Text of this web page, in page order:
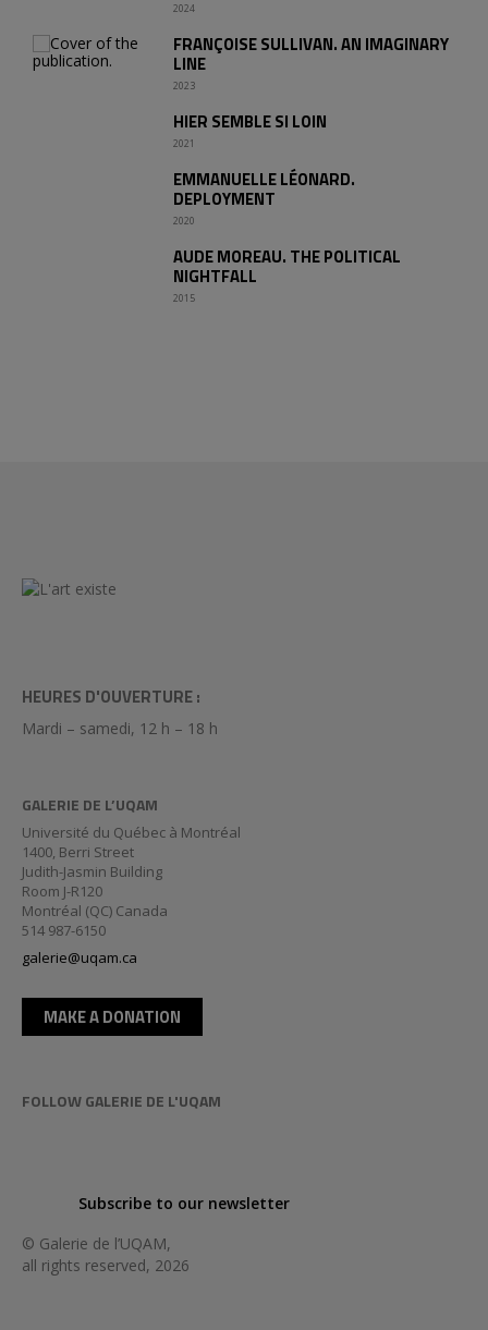
2024
FRANÇOISE SULLIVAN. AN IMAGINARY
LINE
2023
HIER SEMBLE SI LOIN
2021
EMMANUELLE LÉONARD.
DEPLOYMENT
2020
AUDE MOREAU. THE POLITICAL
NIGHTFALL
2015
HEURES D'OUVERTURE :
Mardi – samedi, 12 h – 18 h
GALERIE DE L’UQAM
Université du Québec à Montréal
1400, Berri Street
Judith-Jasmin Building
Room J-R120
Montréal (QC) Canada
514 987-6150
galerie@uqam.ca
MAKE A DONATION
FOLLOW GALERIE DE L'UQAM
Subscribe to our newsletter
© Galerie de l’UQAM,
all rights reserved, 2026